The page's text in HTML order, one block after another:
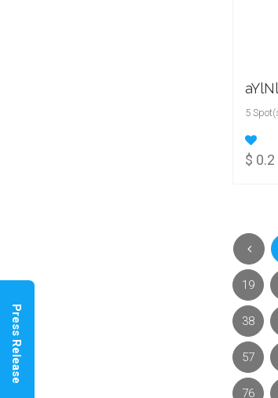
5
$ 0.2
19
38
57
76
Press Release